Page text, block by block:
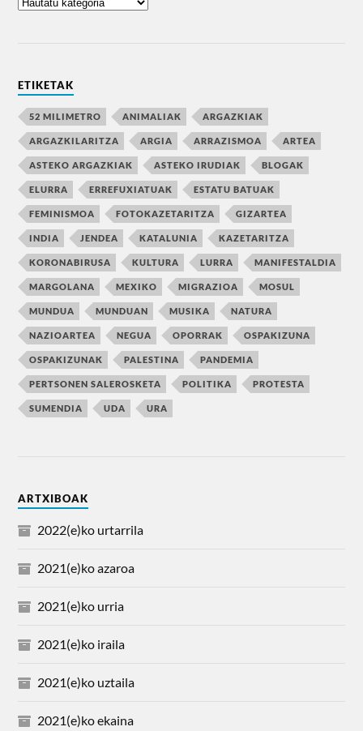
ETIKETAK
52 MILIMETRO ANIMALIAK ARGAZKIAK
ARGAZKILARITZA ARGIA ARRAZISMOA ARTEA
ASTEKO ARGAZKIAK ASTEKO IRUDIAK BLOGAK
ELURRA ERREFUXIATUAK ESTATU BATUAK
FEMINISMOA FOTOKAZETARITZA GIZARTEA
INDIA JENDEA KATALUNIA KAZETARITZA
KORONABIRUSA KULTURA LURRA MANIFESTALDIA
MARGOLANA MEXIKO MIGRAZIOA MOSUL
MUNDUA MUNDUAN MUSIKA NATURA
NAZIOARTEA NEGUA OPORRAK OSPAKIZUNA
OSPAKIZUNAK PALESTINA PANDEMIA
PERTSONEN SALEROSKETA POLITIKA PROTESTA
SUMENDIA UDA URA
ARTXIBOAK
2022(e)ko urtarrila
2021(e)ko azaroa
2021(e)ko urria
2021(e)ko iraila
2021(e)ko uztaila
2021(e)ko ekaina